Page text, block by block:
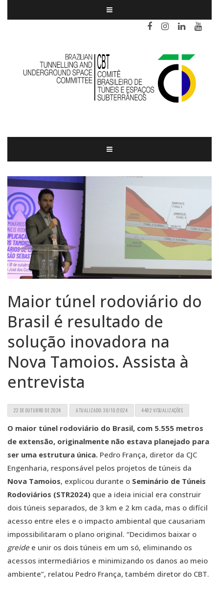
Maior túnel rodoviário do
Brasil é resultado de
solução inovadora na
Nova Tamoios. Assista à
entrevista
22 DE OUTUBRO DE 2024 ATUALIZADO: 30/10/2024 4482 VISUALIZAÇÕES
O maior túnel rodoviário do Brasil, com 5.555 metros
de extensão, originalmente não estava planejado para
ser uma estrutura única. Pedro França, diretor da CJC
Engenharia, responsável pelos projetos de túneis da
Nova Tamoios, explicou durante o Seminário de Túneis
Rodoviários (STR2024) que a ideia inicial era construir
dois túneis separados, de 3 km e 2 km cada, mas o difícil
acesso entre eles e o impacto ambiental que causariam
impossibilitaram o plano original. “Decidimos baixar o
greide e unir os dois túneis em um só, eliminando os
acessos intermediários e minimizando os danos ao meio
ambiente”, relatou Pedro França, também diretor do CBT.